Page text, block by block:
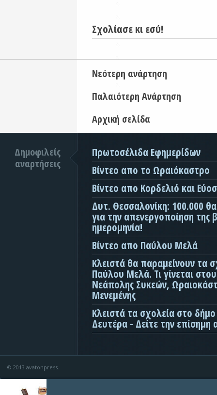
Σχολίασε κι εσύ!
Νεότερη ανάρτηση
Παλαιότερη Ανάρτηση
Αρχική σελίδα
Δημοφιλείς
αναρτήσεις
Πρωτοσέλιδα Εφημερίδων
Βίντεο απο το Ωραιόκαστρο
Βίντεο απο Κορδελιό και
Δυτ. Θεσσαλονίκη: 100.000
για την απενεργοποίηση της
ημερομηνία!
Βίντεο απο Παύλου Μελά
Κλειστά θα παραμείνουν τα
Παύλου Μελά. Τι γίνεται
Νεάπολης Συκεών,
Μενεμένης
Κλειστά τα σχολεία στο
Δευτέρα - Δείτε την επίσημη
© 2013 avatonpress.